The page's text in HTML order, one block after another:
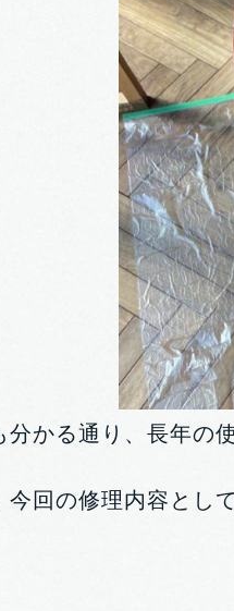
分かる通り、長年の
今回の修理内容として